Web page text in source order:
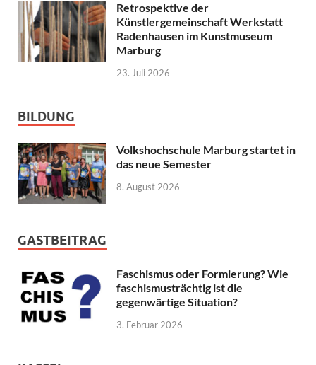
Retrospektive der
Künstlergemeinschaft Werkstatt
Radenhausen im Kunstmuseum
Marburg
23. Juli 2026
BILDUNG
Volkshochschule Marburg startet in
das neue Semester
8. August 2026
GASTBEITRAG
Faschismus oder Formierung? Wie
faschismusträchtig ist die
gegenwärtige Situation?
3. Februar 2026